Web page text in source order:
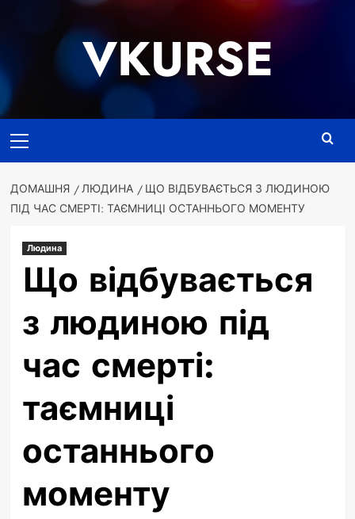
VKURSE
меню
ДОМАШНЯ ЛЮДИНА
ЩО ВІДБУВАЄТЬСЯ З ЛЮДИНОЮ
ПІД ЧАС СМЕРТІ: ТАЄМНИЦІ ОСТАННЬОГО МОМЕНТУ
Людина
Що відбувається
з людиною під
час смерті:
таємниці
останнього
моменту